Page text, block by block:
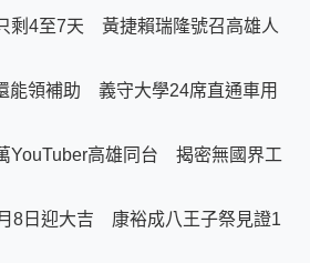
剩4至7天 黃捷賴瑞隆號召高雄人
能領補助 義守大學24席直通車用
YouTuber高雄同台 揭密無國界工
8日迎大吉 康裕成八王子祭見證1